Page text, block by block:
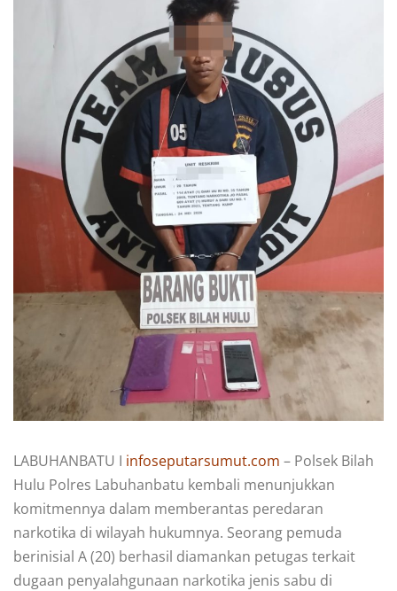
LABUHANBATU I infoseputarsumut.com – Polsek Bilah
Hulu Polres Labuhanbatu kembali menunjukkan
komitmennya dalam memberantas peredaran
narkotika di wilayah hukumnya. Seorang pemuda
berinisial A (20) berhasil diamankan petugas terkait
dugaan penyalahgunaan narkotika jenis sabu di